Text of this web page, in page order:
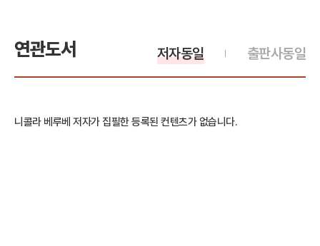
연관도서 출판사동일
저자동일
니콜라 베루베 저자가 집필한 등록된 컨텐츠가 없습니다.